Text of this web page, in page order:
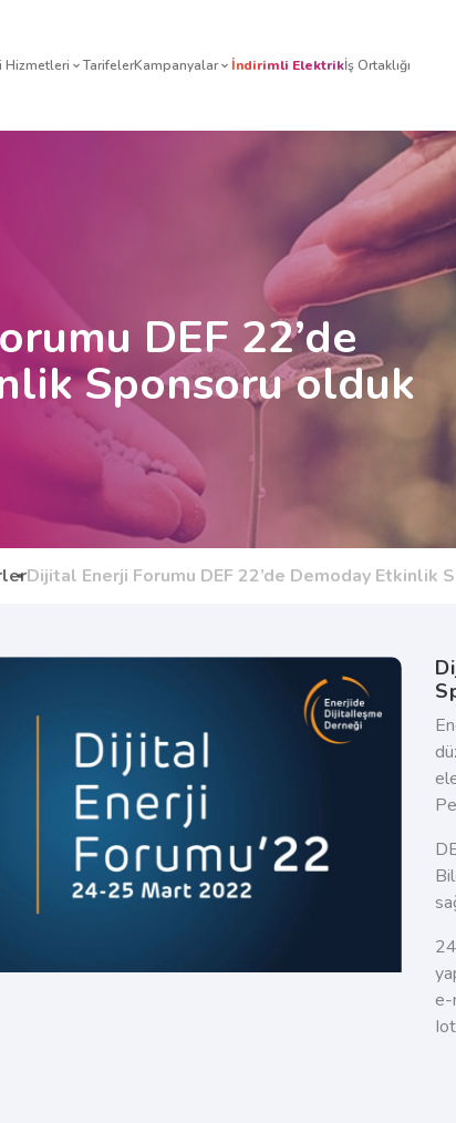
DEF 22’de
Sponsoru olduk
Dijital Enerji Forumu DEF 22’de Demoday Etkinlik
e-
Iot